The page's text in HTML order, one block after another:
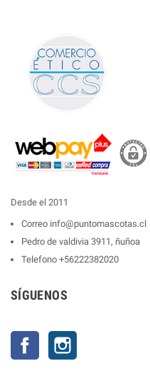
Desde el 2011
Correo info@puntomascotas.cl
Pedro de valdivia 3911, ñuñoa
Telefono +56222382020
SÍGUENOS
Facebook